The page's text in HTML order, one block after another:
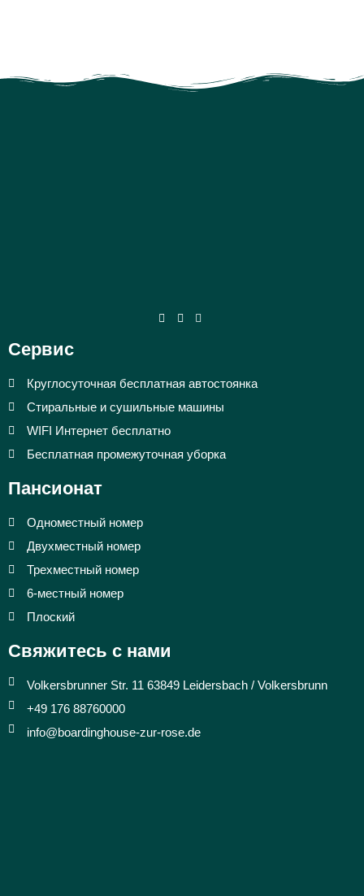
Сервис
Круглосуточная бесплатная автостоянка
Стиральные и сушильные машины
WIFI Интернет бесплатно
Бесплатная промежуточная уборка
Пансионат
Одноместный номер
Двухместный номер
Трехместный номер
6-местный номер
Плоский
Свяжитесь с нами
Volkersbrunner Str. 11 63849 Leidersbach / Volkersbrunn
+49 176 88760000
info@boardinghouse-zur-rose.de